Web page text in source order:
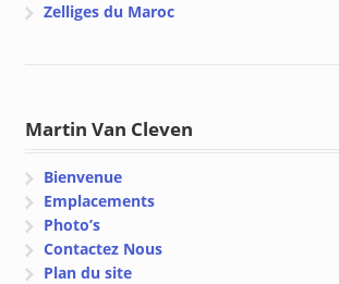
Zelliges du Maroc
Martin Van Cleven
Bienvenue
Emplacements
Photo’s
Contactez Nous
Plan du site